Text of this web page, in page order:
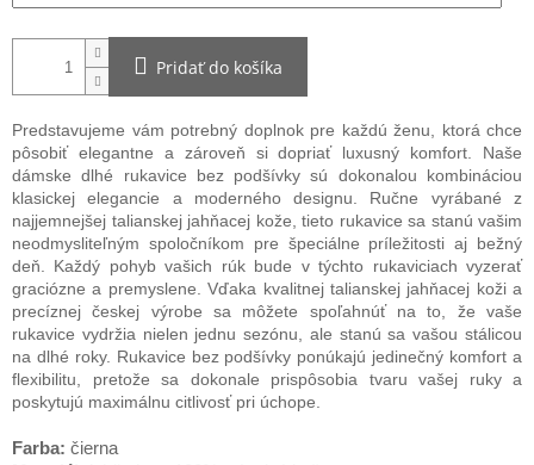
Pridať do košíka
Predstavujeme vám potrebný doplnok pre každú ženu, ktorá chce
pôsobiť elegantne a zároveň si dopriať luxusný komfort. Naše
dámske dlhé rukavice bez podšívky sú dokonalou kombináciou
klasickej elegancie a moderného designu. Ručne vyrábané z
najjemnejšej talianskej jahňacej kože, tieto rukavice sa stanú vašim
neodmysliteľným spoločníkom pre špeciálne príležitosti aj bežný
deň. Každý pohyb vašich rúk bude v týchto rukaviciach vyzerať
graciózne a premyslene. Vďaka kvalitnej talianskej jahňacej koži a
precíznej českej výrobe sa môžete spoľahnúť na to, že vaše
rukavice vydržia nielen jednu sezónu, ale stanú sa vašou stálicou
na dlhé roky. Rukavice bez podšívky ponúkajú jedinečný komfort a
flexibilitu, pretože sa dokonale prispôsobia tvaru vašej ruky a
poskytujú maximálnu citlivosť pri úchope.
Farba: čierna